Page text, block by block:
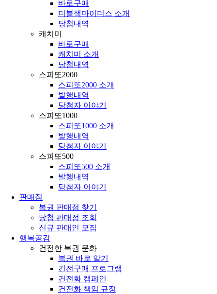
바로구매
더블잭마이더스 소개
당첨내역
캐치미
바로구매
캐치미 소개
당첨내역
스피또2000
스피또2000 소개
발행내역
당첨자 이야기
스피또1000
스피또1000 소개
발행내역
당첨자 이야기
스피또500
스피또500 소개
발행내역
당첨자 이야기
판매점
복권 판매점 찾기
당첨 판매점 조회
신규 판매인 모집
행복공감
건전한 복권 문화
복권 바로 알기
건전구매 프로그램
건전화 캠페인
건전화 책임 규정